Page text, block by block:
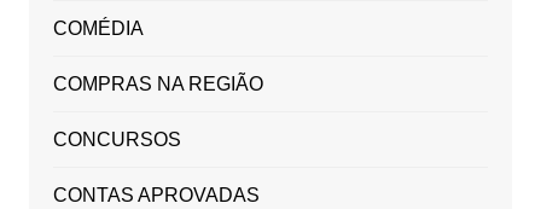
COMÉDIA
COMPRAS NA REGIÃO
CONCURSOS
CONTAS APROVADAS